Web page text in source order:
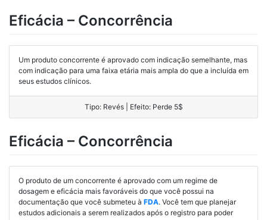
Eficácia – Concorrência
Um produto concorrente é aprovado com indicação semelhante, mas
com indicação para uma faixa etária mais ampla do que a incluída em
seus estudos clínicos.
Tipo: Revés | Efeito: Perde 5$
Eficácia – Concorrência
O produto de um concorrente é aprovado com um regime de
dosagem e eficácia mais favoráveis do que você possui na
documentação que você submeteu à FDA. Você tem que planejar
estudos adicionais a serem realizados após o registro para poder